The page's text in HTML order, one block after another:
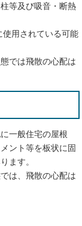
等及び吸音・断熱
用されている可能
では飛散の心配は
一般住宅の屋根
ント等を板状に固
ます。
は、飛散の心配は